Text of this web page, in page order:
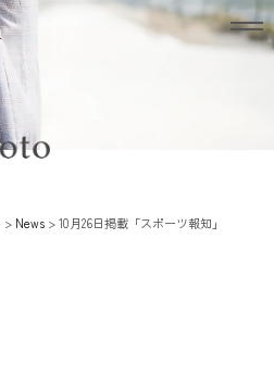
> News>10月26日掲載「スポーツ報知」